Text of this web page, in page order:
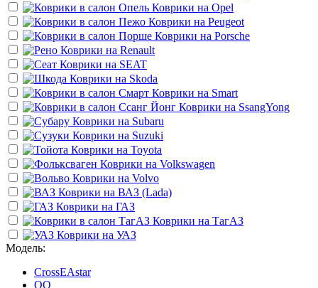
Коврики на Opel
Коврики на Peugeot
Коврики на Porsche
Коврики на Renault
Коврики на SEAT
Коврики на Skoda
Коврики на Smart
Коврики на SsangYong
Коврики на Subaru
Коврики на Suzuki
Коврики на Toyota
Коврики на Volkswagen
Коврики на Volvo
Коврики на ВАЗ (Lada)
Коврики на ГАЗ
Коврики на ТагАЗ
Коврики на УАЗ
Модель:
CrossEAstar
QQ